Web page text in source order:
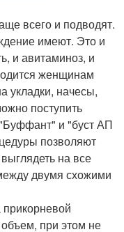
всего и подводят.
имеют. Это и
и авитаминоз, и
женщинам
укладки, начесы,
поступить
и "буст АП
позволяют
на все
двумя схожими
при этом не